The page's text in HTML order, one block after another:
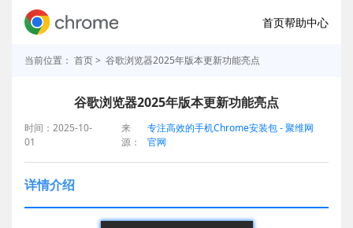
首页帮助中心
当前位置： 首页> 谷歌浏览器2025年版本更新功能亮点
谷歌浏览器2025年版本更新功能亮点
时间：2025-10-
01
来
源：
专注高效的手机Chrome安装包 - 聚维网
官网
详情介绍